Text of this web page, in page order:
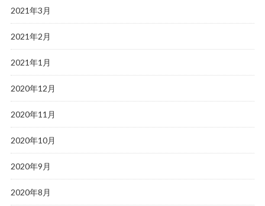
2021年3月
2021年2月
2021年1月
2020年12月
2020年11月
2020年10月
2020年9月
2020年8月